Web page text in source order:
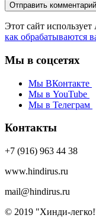
Этот сайт
как обрабатываются
Мы в соцсетях
Мы ВКонтакте
Мы в YouTube
Мы в Телеграм
Контакты
+7 (916) 963 44 38
www.hindirus.ru
mail@hindirus.ru
© 2019 "Хинди-